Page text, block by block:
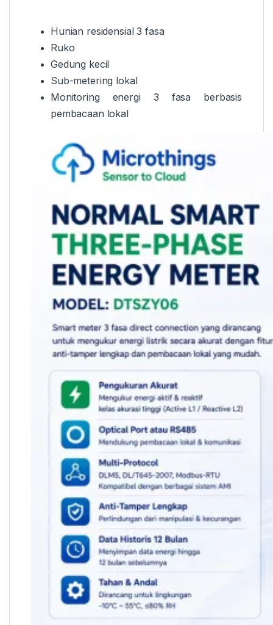
Hunian residensial 3 fasa
Ruko
Gedung kecil
Sub-metering lokal
Monitoring energi 3 fasa berbasis
pembacaan lokal